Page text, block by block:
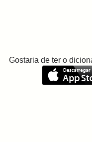
Gostaria de ter o